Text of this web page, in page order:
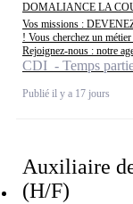
DOMALIANCE LA
Vos missions :
! Vous cherchez un
Rejoignez-nous : notre
CDI - Temps
Publié il y a 17 jours
Auxiliaire
(H/F)